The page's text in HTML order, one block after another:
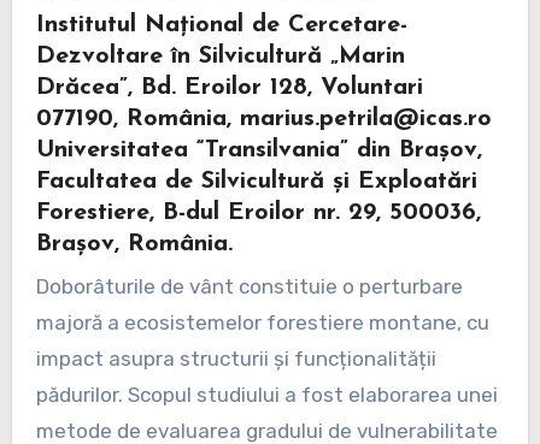
Institutul Național de Cercetare-
Dezvoltare în Silvicultură „Marin
Drăcea”, Bd. Eroilor 128, Voluntari
077190, România, marius.petrila@icas.ro
Universitatea “Transilvania” din Brașov,
Facultatea de Silvicultură și Exploatări
Forestiere, B-dul Eroilor nr. 29, 500036,
Brașov, România.
Doborâturile de vânt constituie o perturbare
majoră a ecosistemelor forestiere montane, cu
impact asupra structurii și funcționalității
pădurilor. Scopul studiului a fost elaborarea unei
metode de evaluarea gradului de vulnerabilitate